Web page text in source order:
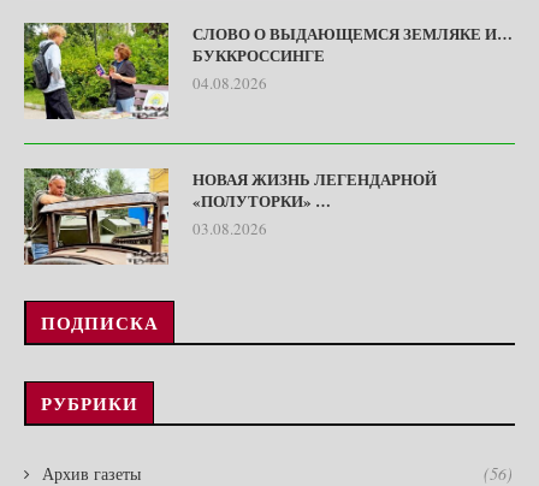
СЛОВО О ВЫДАЮЩЕМСЯ ЗЕМЛЯКЕ И…
БУККРОССИНГЕ
04.08.2026
НОВАЯ ЖИЗНЬ ЛЕГЕНДАРНОЙ
«ПОЛУТОРКИ» …
03.08.2026
ПОДПИСКА
РУБРИКИ
Архив газеты (56)